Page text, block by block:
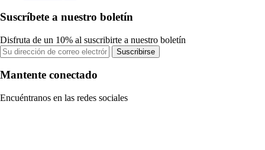
Suscríbete a nuestro boletín
Disfruta de un 10% al suscribirte a nuestro boletín
Suscribirse
Mantente conectado
Encuéntranos en las redes sociales